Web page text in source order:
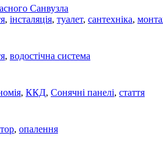
Санвузла
, інсталяція, туалет, сантехніка,
, водостічна система
, ККД, Сонячні панелі, стаття
, опалення